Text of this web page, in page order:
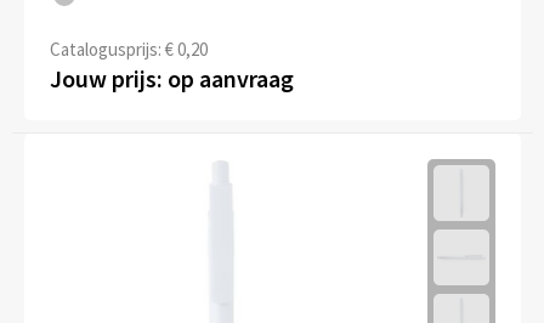
Catalogusprijs: € 0,20
Jouw prijs: op aanvraag